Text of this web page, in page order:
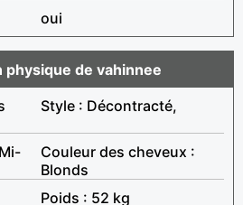
oui
physique de vahinnee
Style : Décontracté,
Couleur des cheveux :
Blonds
Poids : 52 kg